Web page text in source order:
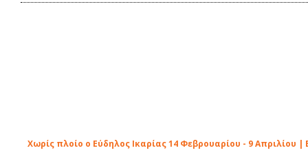
Χωρίς πλοίο ο Εύδηλος Ικαρίας 14 Φεβρουαρίου - 9 Απριλίου